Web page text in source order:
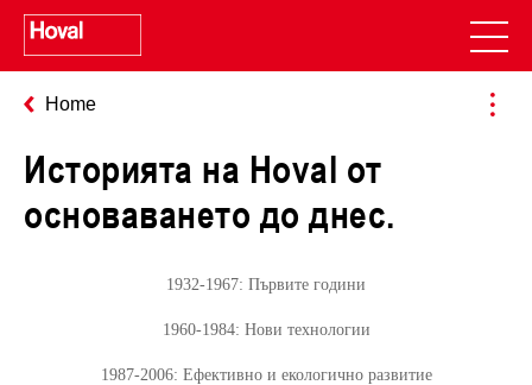
Home
Историята на Hoval от
основаването до днес.
1932-1967: Първите години
1960-1984: Нови технологии
1987-2006: Ефективно и екологично развитие